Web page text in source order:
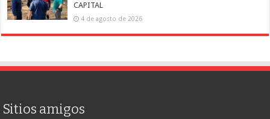
CAPITAL
4 de agosto de 2026
Sitios amigos